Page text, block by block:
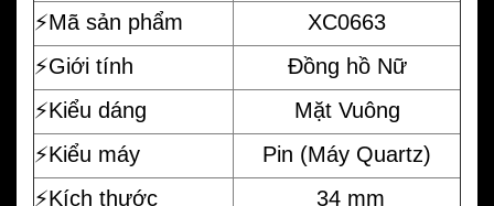
⚡️Mã sản phẩm
XC0663
⚡️Giới tính
Đồng hồ Nữ
⚡️Kiểu dáng
Mặt Vuông
⚡️Kiểu máy
Pin (Máy Quartz)
⚡️Kích thước
34 mm